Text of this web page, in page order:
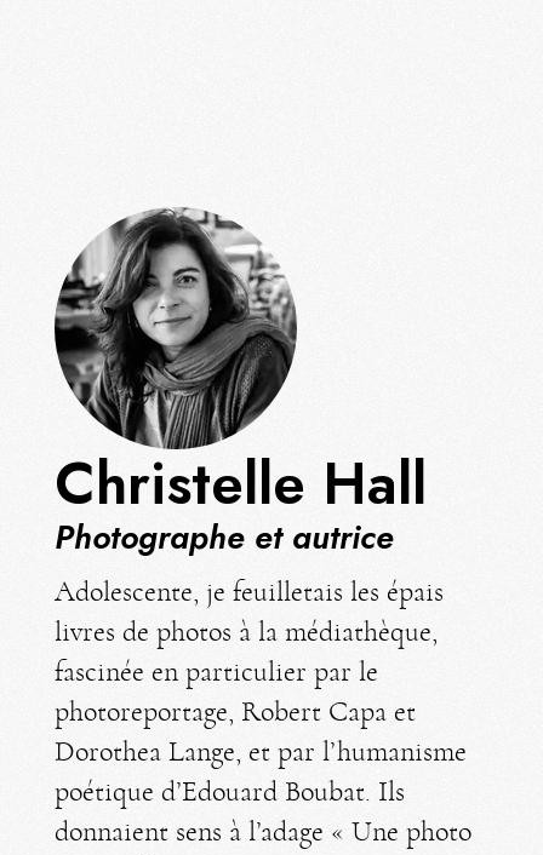
Christelle Hall
Photographe et autrice
Adolescente, je feuilletais les épais
livres de photos à la médiathèque,
fascinée en particulier par le
photoreportage, Robert Capa et
Dorothea Lange, et par l’humanisme
poétique d’Edouard Boubat. Ils
donnaient sens à l’adage « Une photo